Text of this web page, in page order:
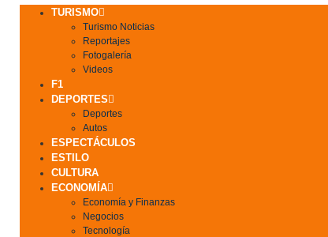
TURISMO
Turismo Noticias
Reportajes
Fotogalería
Videos
F1
DEPORTES
Deportes
Autos
ESPECTÁCULOS
ESTILO
CULTURA
ECONOMÍA
Economía y Finanzas
Negocios
Tecnología